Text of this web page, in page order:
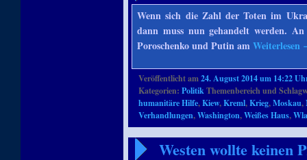
Wenn sich die Zahl der Toten im
dann muss nun gehandelt werden. An
Poroschenko und Putin amWeiterlesen
Veröffentlicht am24. August 2014 um 14:22
Kategorien:PolitikThemenbereich und
humanitäre Hilfe,Kiew,Kreml,Krieg,Moskau,
Verhandlungen,Washington,Weißes Haus,
Westen wollte keinen